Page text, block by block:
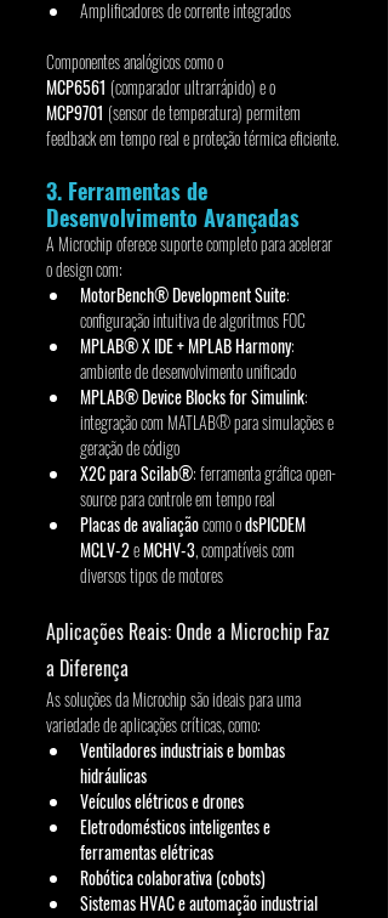
Amplificadores de corrente integrados
Componentes analógicos como o
MCP6561 (comparador ultrarrápido) e o
MCP9701 (sensor de temperatura) permitem
feedback em tempo real e proteção térmica eficiente.
3. Ferramentas de
Desenvolvimento Avançadas
A Microchip oferece suporte completo para acelerar
o design com:
MotorBench® Development Suite:
configuração intuitiva de algoritmos FOC
MPLAB® X IDE + MPLAB Harmony:
ambiente de desenvolvimento unificado
MPLAB® Device Blocks for Simulink:
integração com MATLAB® para simulações e
geração de código
X2C para Scilab®: ferramenta gráfica open-
source para controle em tempo real
Placas de avaliação como o dsPICDEM
MCLV-2 e MCHV-3, compatíveis com
diversos tipos de motores
Aplicações Reais: Onde a Microchip Faz
a Diferença
As soluções da Microchip são ideais para uma
variedade de aplicações críticas, como:
Ventiladores industriais e bombas
hidráulicas
Veículos elétricos e drones
Eletrodomésticos inteligentes e
ferramentas elétricas
Robótica colaborativa (cobots)
Sistemas HVAC e automação industrial